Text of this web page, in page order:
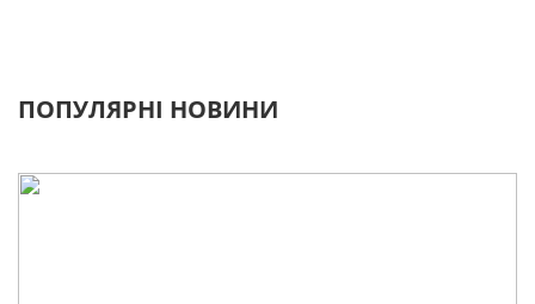
ПОПУЛЯРНІ НОВИНИ